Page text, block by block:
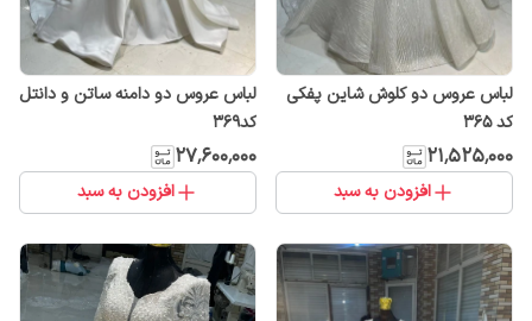
لباس عروس دو کلوش شاین پفکی
کد ۳۶۵
۲۱٬۵۲۵٬۰۰۰
افزودن به سبد
لباس عروس دو دامنه ساتن و دانتل
کد۳۶۹
۲۷٬۶۰۰٬۰۰۰
افزودن به سبد